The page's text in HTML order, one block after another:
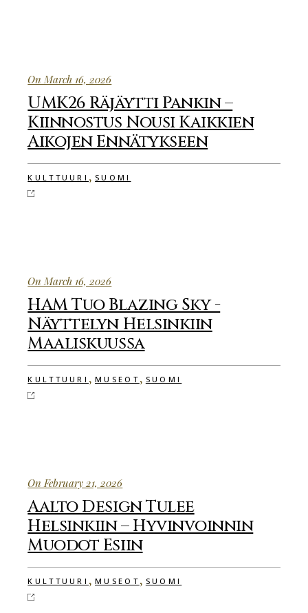
On March 16, 2026
UMK26 Räjäytti Pankin –
Kiinnostus Nousi Kaikkien
Aikojen Ennätykseen
KULTTUURI , SUOMI
On March 16, 2026
HAM Tuo Blazing Sky -
Näyttelyn Helsinkiin
Maaliskuussa
KULTTUURI ,MUSEOT , SUOMI
On February 21, 2026
Aalto Design Tulee
Helsinkiin – Hyvinvoinnin
Muodot Esiin
KULTTUURI ,MUSEOT , SUOMI